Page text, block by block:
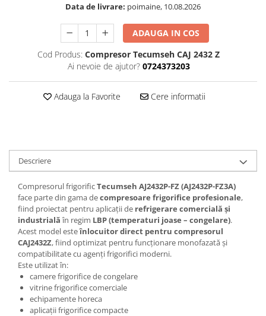
Data de livrare: poimaine, 10.08.2026
ADAUGA IN COS
Cod Produs: Compresor Tecumseh CAJ 2432 Z
Ai nevoie de ajutor? 0724373203
Adauga la Favorite Cere informatii
Descriere
Compresorul frigorificTecumseh AJ2432P-FZ (AJ2432P-FZ3A)
face parte din gama decompresoare frigorifice profesionale,
fiind proiectat pentru aplicații de refrigerare comercială și
industrialăîn regim LBP (temperaturi joase – congelare).
Acest model esteînlocuitor direct pentru compresorul
CAJ2432Z, fiind optimizat pentru funcționare monofazată și
compatibilitate cu agenți frigorifici moderni.
Este utilizat în:
camere frigorifice de congelare
vitrine frigorifice comerciale
echipamente horeca
aplicații frigorifice compacte